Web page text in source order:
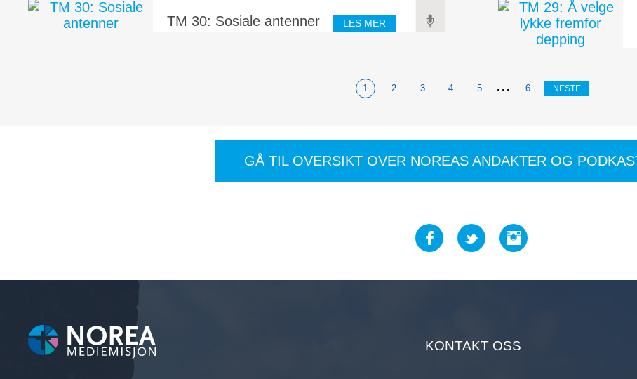
TM 30: Sosiale antenner LES MER
1 2 3 4 5 ... 6 NESTE
GÅ TIL OVERSIKT OVER NOREAS ANDAKTER OG
KONTAKT OSS